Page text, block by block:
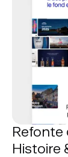
Refonte
Histoire